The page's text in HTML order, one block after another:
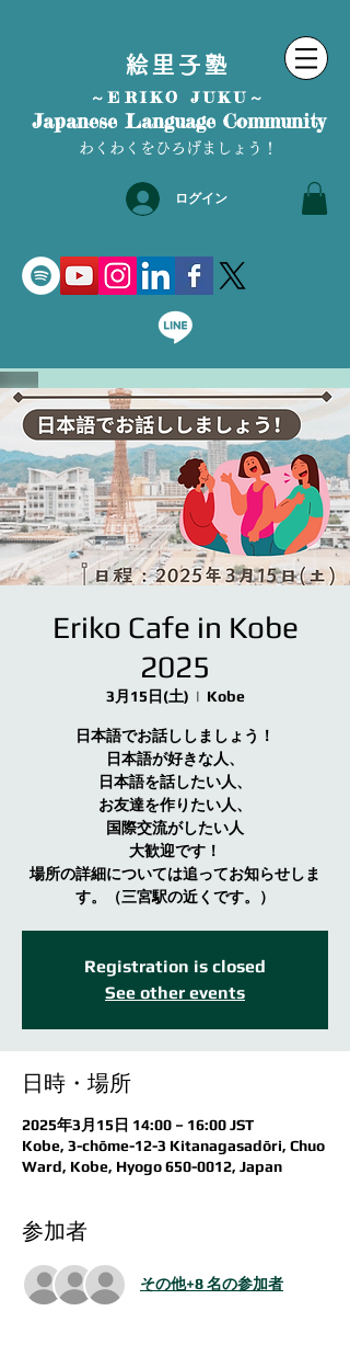
絵里子塾
～ERIKO JUKU～
Japanese Language Community
わくわくをひろげましょう！
ログイン
Eriko Cafe in Kobe
2025
3月15日(土)
  |
Kobe
日本語でお話ししましょう！
日本語が好きな人、
日本語を話したい人、
お友達を作りたい人、
国際交流がしたい人
大歓迎です！
場所の詳細については追ってお知らせしま
す。（三宮駅の近くです。）
Registration is closed
See other events
日時・場所
2025年3月15日 14:00 – 16:00 JST
Kobe, 3-chōme-12-3 Kitanagasadōri, Chuo
Ward, Kobe, Hyogo 650-0012, Japan
参加者
その他+8 名の参加者